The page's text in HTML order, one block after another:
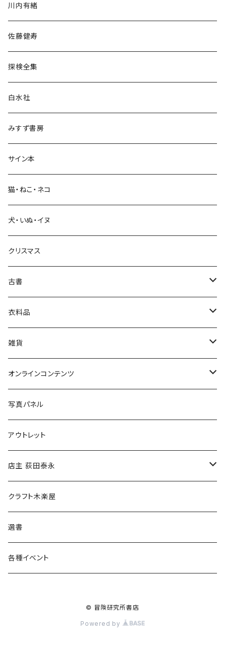
民族・風習
言語・ことば
生活・暮らし
芸術・絵画・写真
絵本・児童書
娯楽・エンターテインメント
川内有緒
佐藤健寿
探検全集
白水社
みすず書房
サイン本
猫・ねこ・ネコ
犬・いぬ・イヌ
クリスマス
古書
古書セット
美術
衣料品
POLEWARDS
Tシャツ
雑貨
バッグ
ブックカバー
マグカップ
傘
食料品
その他
オンラインコンテンツ
冒険クロストーク
写真パネル
アウトレット
店主 荻田泰永
書籍
ウェア
クラフト木楽屋
選書
各種イベント
© 冒険研究所書店
Powered by